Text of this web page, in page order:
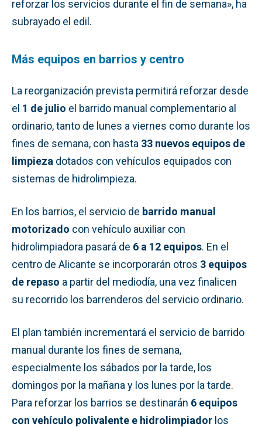
reforzar los servicios durante el fin de semana», ha
subrayado el edil.
Más equipos en barrios y centro
La reorganización prevista permitirá reforzar desde
el 1 de julio el barrido manual complementario al
ordinario, tanto de lunes a viernes como durante los
fines de semana, con hasta 33 nuevos equipos de
limpieza dotados con vehículos equipados con
sistemas de hidrolimpieza.
En los barrios, el servicio de barrido manual
motorizado con vehículo auxiliar con
hidrolimpiadora pasará de 6 a 12 equipos. En el
centro de Alicante se incorporarán otros 3 equipos
de repaso a partir del mediodía, una vez finalicen
su recorrido los barrenderos del servicio ordinario.
El plan también incrementará el servicio de barrido
manual durante los fines de semana,
especialmente los sábados por la tarde, los
domingos por la mañana y los lunes por la tarde.
Para reforzar los barrios se destinarán 6 equipos
con vehículo polivalente e hidrolimpiador los